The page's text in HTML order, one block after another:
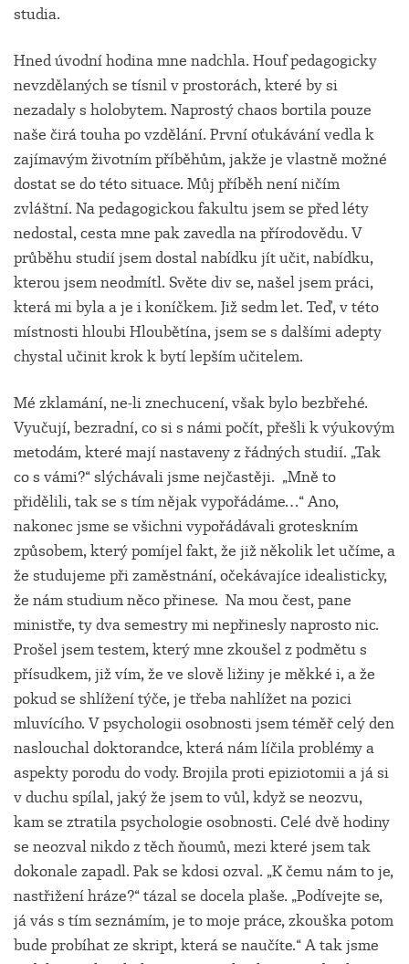
studia.
Hned úvodní hodina mne nadchla. Houf pedagogicky
nevzdělaných se tísnil v prostorách, které by si
nezadaly s holobytem. Naprostý chaos bortila pouze
naše čirá touha po vzdělání. První oťukávání vedla k
zajímavým životním příběhům, jakže je vlastně možné
dostat se do této situace. Můj příběh není ničím
zvláštní. Na pedagogickou fakultu jsem se před léty
nedostal, cesta mne pak zavedla na přírodovědu. V
průběhu studií jsem dostal nabídku jít učit, nabídku,
kterou jsem neodmítl. Světe div se, našel jsem práci,
která mi byla a je i koníčkem. Již sedm let. Teď, v této
místnosti hloubi Hloubětína, jsem se s dalšími adepty
chystal učinit krok k bytí lepším učitelem.
Mé zklamání, ne-li znechucení, však bylo bezbřehé.
Vyučují, bezradní, co si s námi počít, přešli k výukovým
metodám, které mají nastaveny z řádných studií. „Tak
co s vámi?“ slýchávali jsme nejčastěji. „Mně to
přidělili, tak se s tím nějak vypořádáme…“ Ano,
nakonec jsme se všichni vypořádávali groteskním
způsobem, který pomíjel fakt, že již několik let učíme, a
že studujeme při zaměstnání, očekávajíce idealisticky,
že nám studium něco přinese. Na mou čest, pane
ministře, ty dva semestry mi nepřinesly naprosto nic.
Prošel jsem testem, který mne zkoušel z podmětu s
přísudkem, již vím, že ve slově ližiny je měkké i, a že
pokud se shlížení týče, je třeba nahlížet na pozici
mluvícího. V psychologii osobnosti jsem téměř celý den
naslouchal doktorandce, která nám líčila problémy a
aspekty porodu do vody. Brojila proti epiziotomii a já si
v duchu spílal, jaký že jsem to vůl, když se neozvu,
kam se ztratila psychologie osobnosti. Celé dvě hodiny
se neozval nikdo z těch ňoumů, mezi které jsem tak
dokonale zapadl. Pak se kdosi ozval. „K čemu nám to je,
nastřižení hráze?“ tázal se docela plaše. „Podívejte se,
já vás s tím seznámím, je to moje práce, zkouška potom
bude probíhat ze skript, která se naučíte.“ A tak jsme